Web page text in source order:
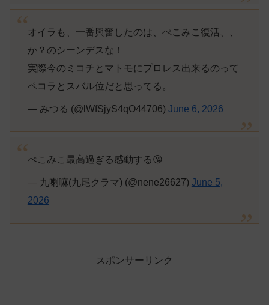
オイラも、一番興奮したのは、ぺこみこ復活、、
か？のシーンデスな！
実際今のミコチとマトモにプロレス出来るのって
ペコラとスバル位だと思ってる。
— みつる (@lWfSjyS4qO44706) June 6, 2026
ぺこみこ最高過ぎる感動する😘
— 九喇嘛(九尾クラマ) (@nene26627) June 5,
2026
スポンサーリンク